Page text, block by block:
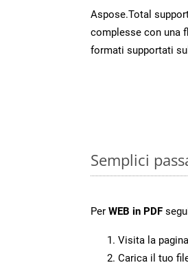
Aspose.Total
complesse con una
formati supportati
Semplici
Per WEB in PDF
Visita la
Carica il tuo